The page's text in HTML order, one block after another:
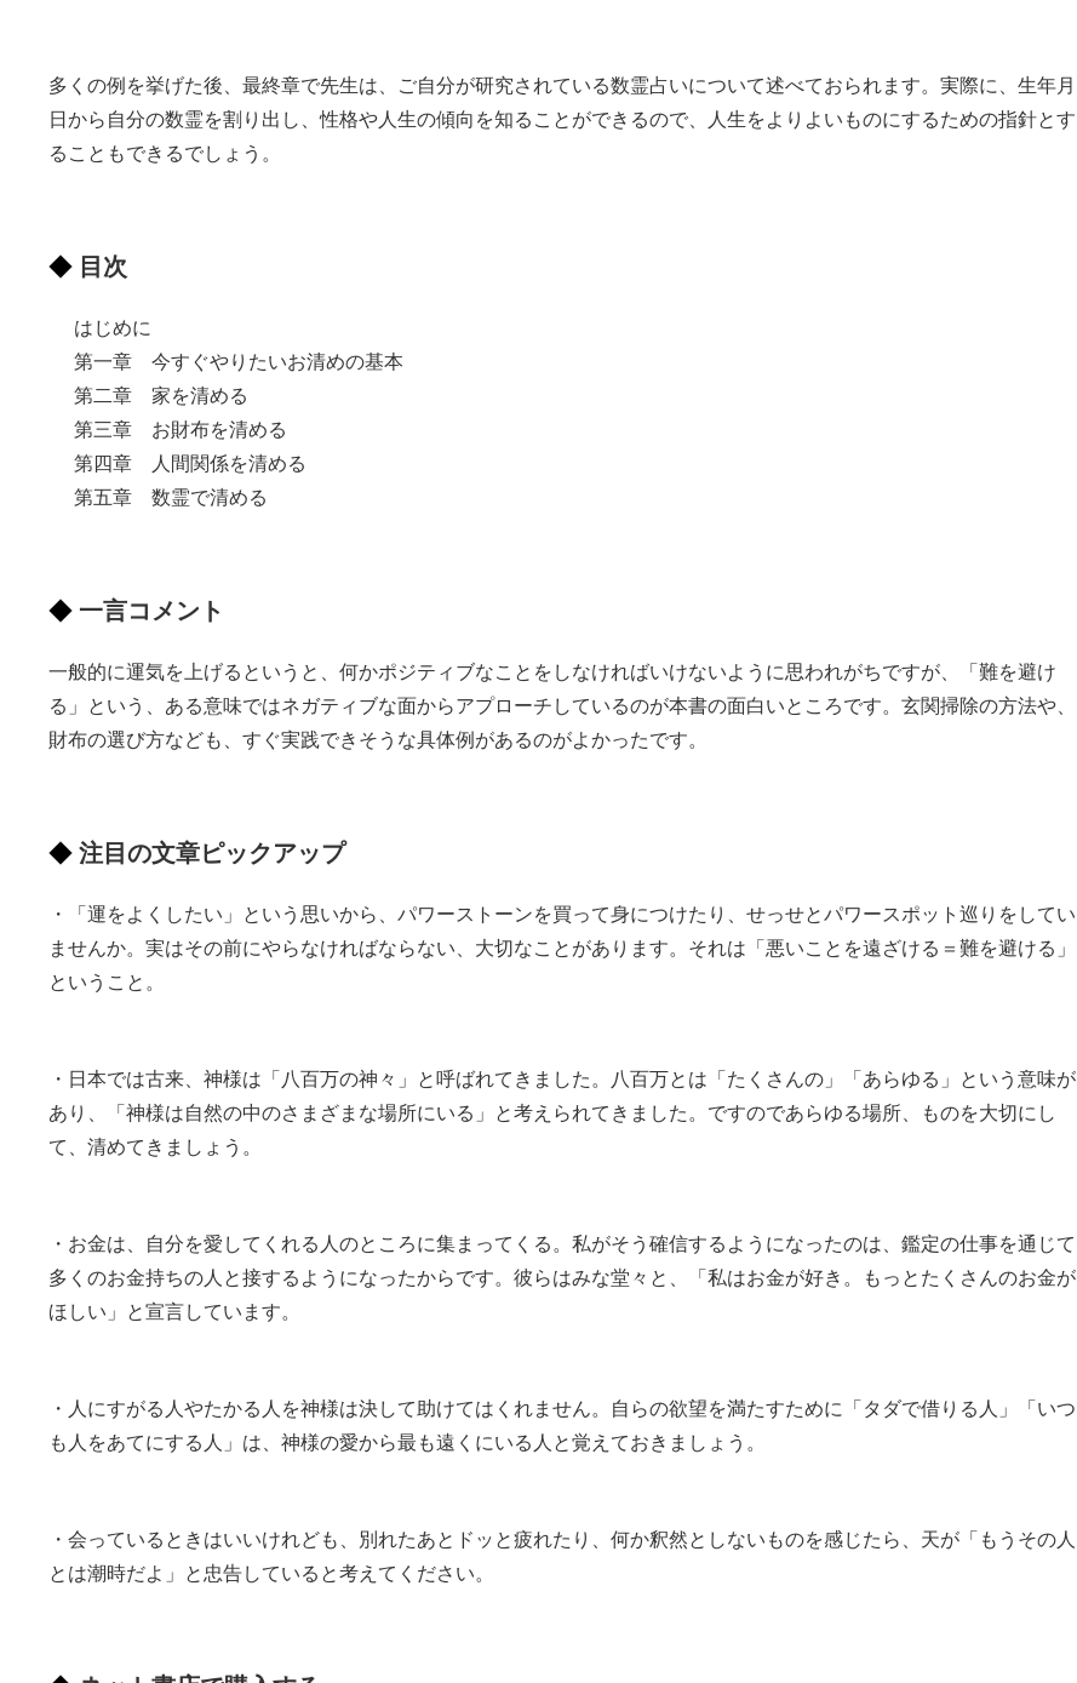
多くの例を挙げた後、最終章で先生は、ご自分が研究されている数霊占いについて述べておられます。実際に、生年月
日から自分の数霊を割り出し、性格や人生の傾向を知ることができるので、人生をよりよいものにするための指針とす
ることもできるでしょう。
目次
はじめに
第一章 今すぐやりたいお清めの基本
第二章 家を清める
第三章 お財布を清める
第四章 人間関係を清める
第五章 数霊で清める
一言コメント
一般的に運気を上げるというと、何かポジティブなことをしなければいけないように思われがちですが、「難を避け
る」という、ある意味ではネガティブな面からアプローチしているのが本書の面白いところです。玄関掃除の方法や、
財布の選び方なども、すぐ実践できそうな具体例があるのがよかったです。
注目の文章ピックアップ
・「運をよくしたい」という思いから、パワーストーンを買って身につけたり、せっせとパワースポット巡りをしてい
ませんか。実はその前にやらなければならない、大切なことがあります。それは「悪いことを遠ざける＝難を避ける」
ということ。
・日本では古来、神様は「八百万の神々」と呼ばれてきました。八百万とは「たくさんの」「あらゆる」という意味が
あり、「神様は自然の中のさまざまな場所にいる」と考えられてきました。ですのであらゆる場所、ものを大切にし
て、清めてきましょう。
・お金は、自分を愛してくれる人のところに集まってくる。私がそう確信するようになったのは、鑑定の仕事を通じて
多くのお金持ちの人と接するようになったからです。彼らはみな堂々と、「私はお金が好き。もっとたくさんのお金が
ほしい」と宣言しています。
・人にすがる人やたかる人を神様は決して助けてはくれません。自らの欲望を満たすために「タダで借りる人」「いつ
も人をあてにする人」は、神様の愛から最も遠くにいる人と覚えておきましょう。
・会っているときはいいけれども、別れたあとドッと疲れたり、何か釈然としないものを感じたら、天が「もうその人
とは潮時だよ」と忠告していると考えてください。